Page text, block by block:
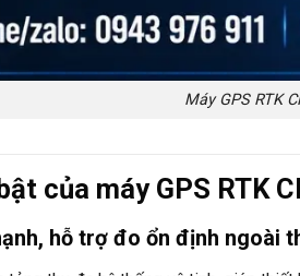
Máy GPS RTK
của máy GPS RTK
hỗ trợ đo ổn định ngoài